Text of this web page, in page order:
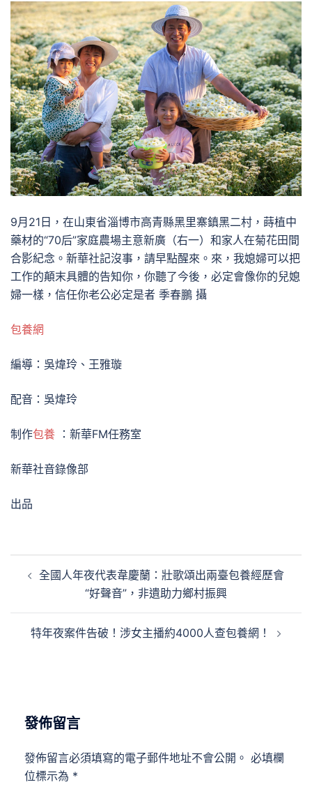
9月21日，在山東省淄博市高青縣黑里寨鎮黑二村，蒔植中
藥材的“70后”家庭農場主意新廣（右一）和家人在菊花田間
合影紀念。新華社記沒事，請早點醒來。來，我媳婦可以把
工作的顛末具體的告知你，你聽了今後，必定會像你的兒媳
婦一樣，信任你老公必定是者 季春鵬 攝
包養網
編導：吳煒玲、王雅璇
配音：吳煒玲
制作包養 ：新華FM任務室
新華社音錄像部
出品
全國人年夜代表韋慶蘭：壯歌頌出兩臺包養經歷會
“好聲音”，非遺助力鄉村振興
特年夜案件告破！涉女主播約4000人查包養網！
發佈留言
發佈留言必須填寫的電子郵件地址不會公開。 必填欄
位標示為 *